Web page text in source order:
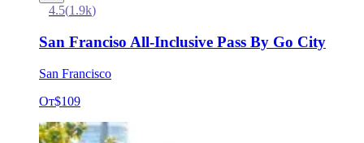
4.5(1.9k)
San Franciso All-Inclusive Pass By Go City
San Francisco
От$109